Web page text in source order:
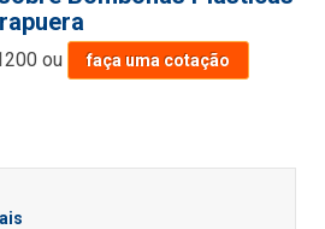
ou faça uma cotação